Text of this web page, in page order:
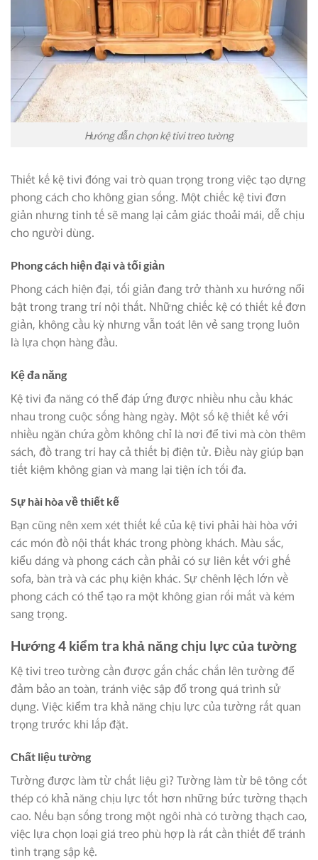
Hướng dẫn chọn kệ tivi treo tường
Thiết kế kệ tivi đóng vai trò quan trọng trong việc tạo dựng
phong cách cho không gian sống. Một chiếc kệ tivi đơn
giản nhưng tinh tế sẽ mang lại cảm giác thoải mái, dễ chịu
cho người dùng.
Phong cách hiện đại và tối giản
Phong cách hiện đại, tối giản đang trở thành xu hướng nổi
bật trong trang trí nội thất. Những chiếc kệ có thiết kế đơn
giản, không cầu kỳ nhưng vẫn toát lên vẻ sang trọng luôn
là lựa chọn hàng đầu.
Kệ đa năng
Kệ tivi đa năng có thể đáp ứng được nhiều nhu cầu khác
nhau trong cuộc sống hàng ngày. Một số kệ thiết kế với
nhiều ngăn chứa gồm không chỉ là nơi để tivi mà còn thêm
sách, đồ trang trí hay cả thiết bị điện tử. Điều này giúp bạn
tiết kiệm không gian và mang lại tiện ích tối đa.
Sự hài hòa về thiết kế
Bạn cũng nên xem xét thiết kế của kệ tivi phải hài hòa với
các món đồ nội thất khác trong phòng khách. Màu sắc,
kiểu dáng và phong cách cần phải có sự liên kết với ghế
sofa, bàn trà và các phụ kiện khác. Sự chênh lệch lớn về
phong cách có thể tạo ra một không gian rối mắt và kém
sang trọng.
Hướng 4 kiểm tra khả năng chịu lực của tường
Kệ tivi treo tường cần được gắn chắc chắn lên tường để
đảm bảo an toàn, tránh việc sập đổ trong quá trình sử
dụng. Việc kiểm tra khả năng chịu lực của tường rất quan
trọng trước khi lắp đặt.
Chất liệu tường
Tường được làm từ chất liệu gì? Tường làm từ bê tông cốt
thép có khả năng chịu lực tốt hơn những bức tường thạch
cao. Nếu bạn sống trong một ngôi nhà có tường thạch cao,
việc lựa chọn loại giá treo phù hợp là rất cần thiết để tránh
tình trạng sập kệ.